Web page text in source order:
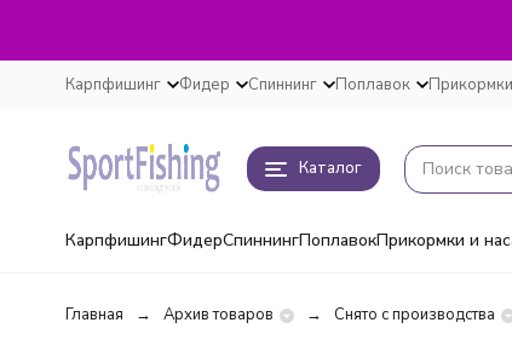
Карпфишинг Фидер Спиннинг Поплавок
Каталог
КарпфишингФидерСпиннингПоплавокПрикормки и
Главная Архив товаров Снято с производства